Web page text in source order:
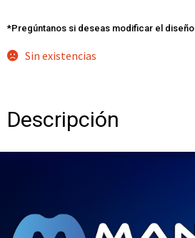
*Pregúntanos si deseas modificar el diseño
Sin existencias
Descripción